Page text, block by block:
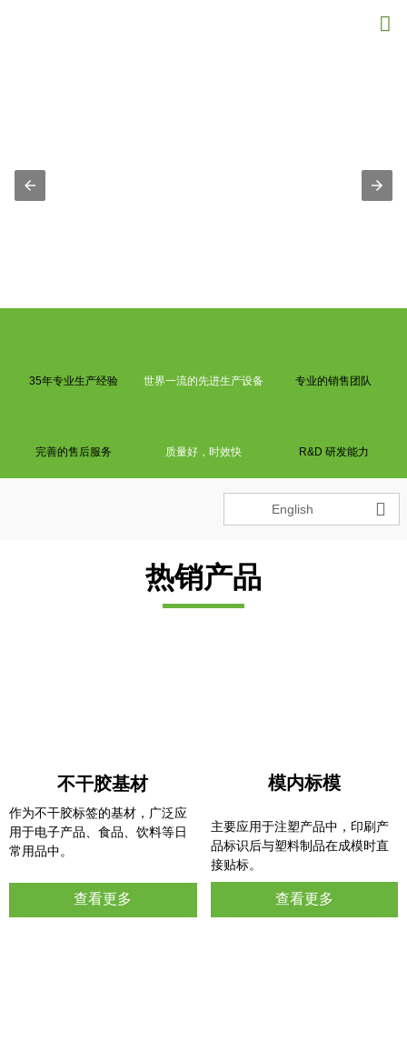

35年专业生产经验 世界一流的先进生产设备 专业的销售团队
完善的售后服务 质量好，时效快 R&D 研发能力
English 
热销产品
不干胶基材
作为不干胶标签的基材，广泛应
用于电子产品、食品、饮料等日
常用品中。
查看更多
模内标模
主要应用于注塑产品中，印刷产
品标识后与塑料制品在成模时直
接贴标。
查看更多